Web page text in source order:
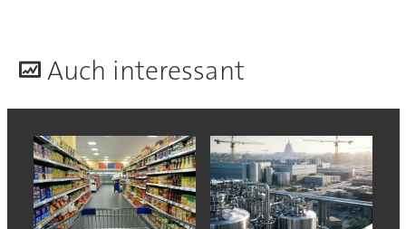
Auch interessant